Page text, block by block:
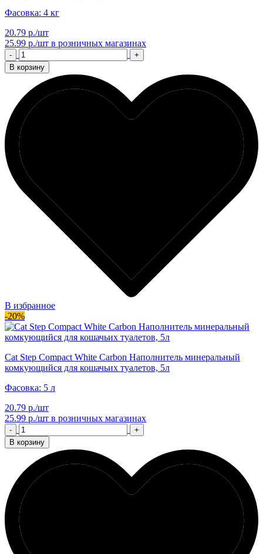
Фасовка: 4 кг
20.79 р./шт
25.99 р./шт в розничных магазинах
-
+
В корзину
В избранное
-20%
Cat Step Compact White Carbon Наполнитель минеральный
комкующийся для кошачьих туалетов, 5л
Фасовка: 5 л
20.79 р./шт
25.99 р./шт в розничных магазинах
-
+
В корзину